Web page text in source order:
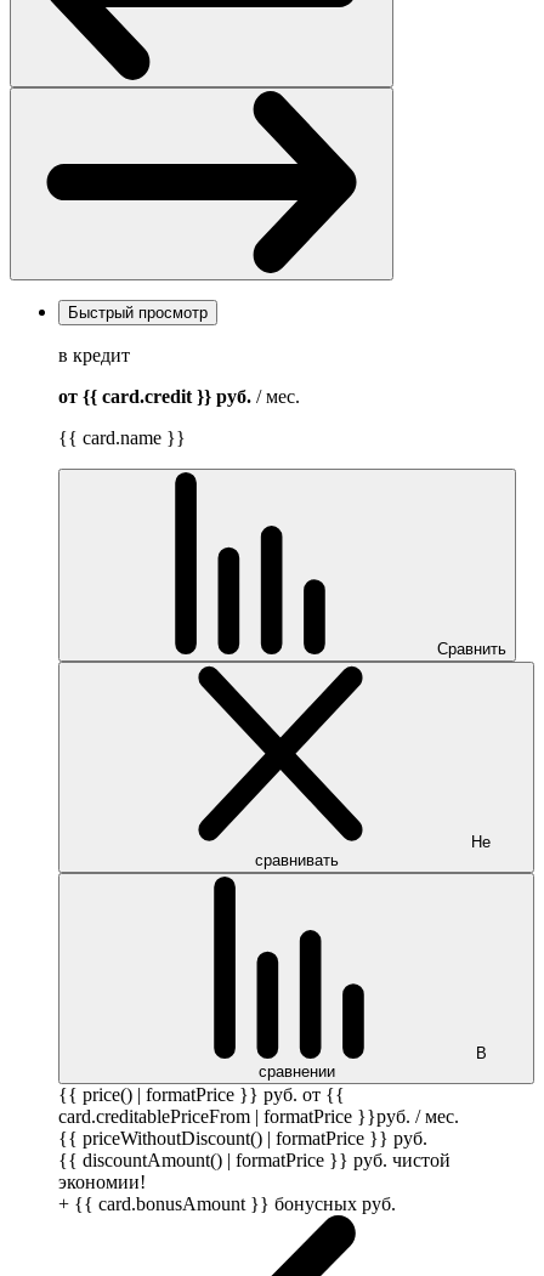
Быстрый просмотр
в кредит
от {{ card.credit }} руб. / мес.
{{ card.name }}
Сравнить
Не
сравнивать
В
сравнении
{{ price() | formatPrice }} руб. от {{
card.creditablePriceFrom | formatPrice }}руб. / мес.
{{ priceWithoutDiscount() | formatPrice }} руб.
{{ discountAmount() | formatPrice }} руб. чистой
экономии!
+ {{ card.bonusAmount }} бонусных руб.